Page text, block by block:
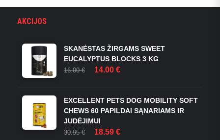
AKCIJOS
SKANĖSTAS ŽIRGAMS SWEET
EUCALYPTUS BLOCKS 3 KG
16.00€
ORIGINAL
16.00 €.
14.00 €
14.00 €.
EXCELLENT PETS DOG MOBILITY SOFT
CHEWS 60 PAPILDAI SĄNARIAMS IR
JUDĖJIMUI
30.95€
ORIGINAL
18.59 €